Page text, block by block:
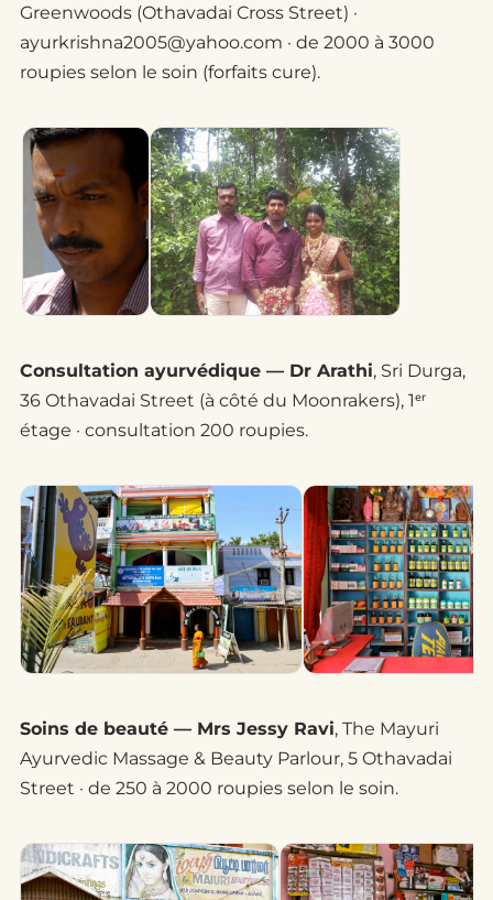
Greenwoods (Othavadai Cross Street) ·
ayurkrishna2005@yahoo.com · de 2000 à 3000
roupies selon le soin (forfaits cure).
Consultation ayurvédique — Dr Arathi, Sri Durga,
36 Othavadai Street (à côté du Moonrakers), 1ᵉʳ
étage · consultation 200 roupies.
Soins de beauté — Mrs Jessy Ravi, The Mayuri
Ayurvedic Massage & Beauty Parlour, 5 Othavadai
Street · de 250 à 2000 roupies selon le soin.